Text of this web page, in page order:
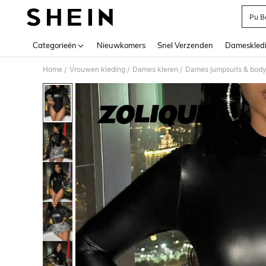
Pu
Categorieën Nieuwkomers Snel Verzenden
Home / Vrouwen kleding / Dames kleren / Dames jumpsuits &